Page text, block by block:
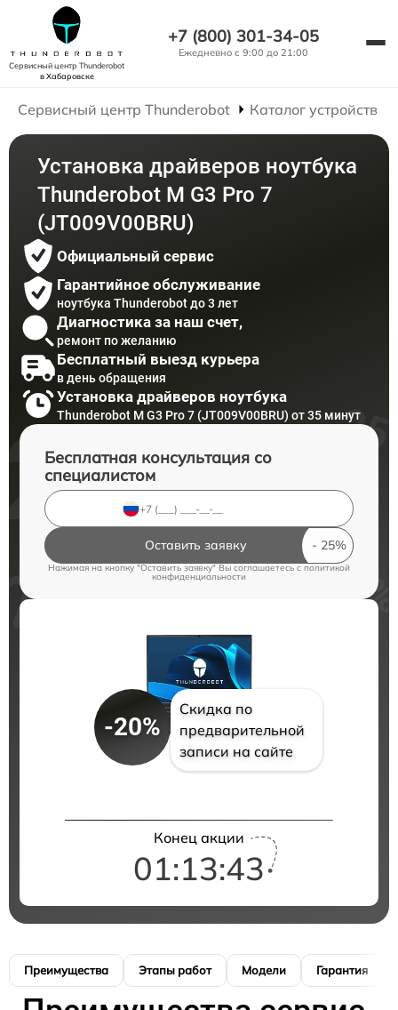
Сервисный центр Thunderobot
в Хабаровске
+7 (800) 301-34-05
Ежедневно с 9:00 до 21:00
Сервисный центр Thunderobot Каталог устройств
Установка драйверов ноутбука
Thunderobot M G3 Pro 7
(JT009V00BRU)
Официальный сервис
Гарантийное обслуживание
ноутбука Thunderobot до 3 лет
Диагностика за наш счет,
ремонт по желанию
Бесплатный выезд курьера
в день обращения
Установка драйверов ноутбука
Thunderobot M G3 Pro 7 (JT009V00BRU) от 35 минут
Бесплатная консультация со
специалистом
Оставить заявку
Нажимая на кнопку "Оставить заявку" Вы соглашаетесь cполитикой
конфиденциальности
-20%
Скидка по
предварительной
записи на сайте
Конец акции
01:13:42
Преимущества Этапы работ Модели Гарантия